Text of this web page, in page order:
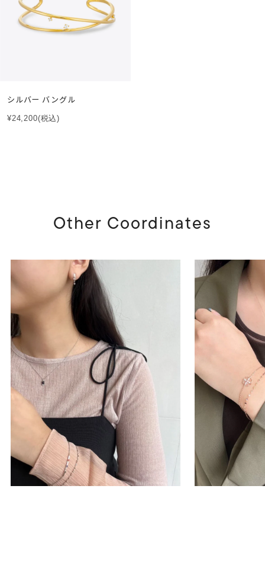
シルバー バングル
¥24,200(税込)
Other Coordinates